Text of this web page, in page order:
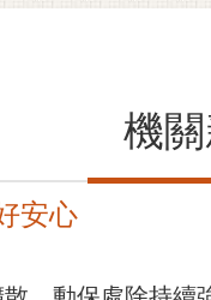
機
安心